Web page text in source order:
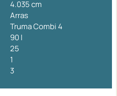
4.035 cm
Arras
Truma Combi 4
90 l
25
1
3